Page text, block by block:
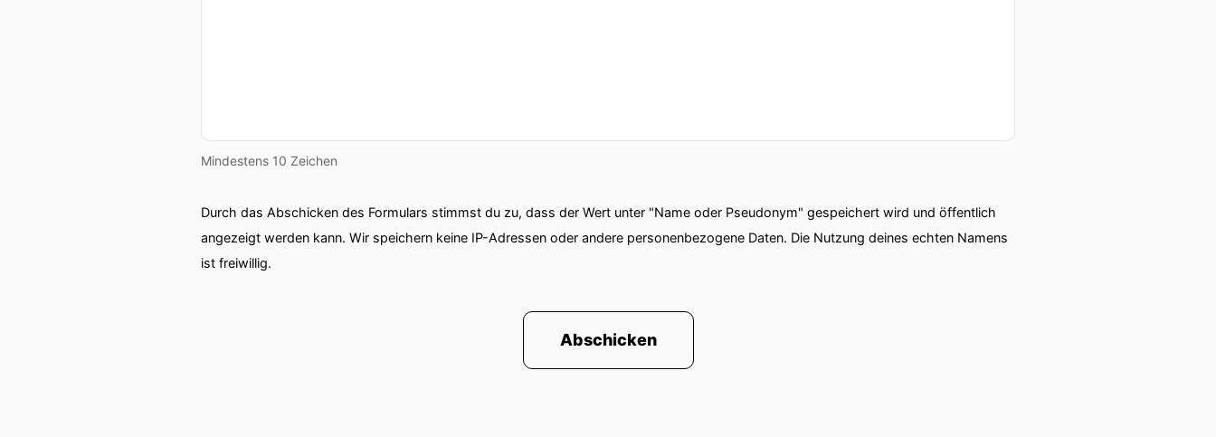
Mindestens 10 Zeichen
Durch das Abschicken des Formulars stimmst du zu, dass der Wert unter "Name oder Pseudonym" gespeichert wird und öffentlich
angezeigt werden kann. Wir speichern keine IP-Adressen oder andere personenbezogene Daten. Die Nutzung deines echten Namens
ist freiwillig.
Abschicken